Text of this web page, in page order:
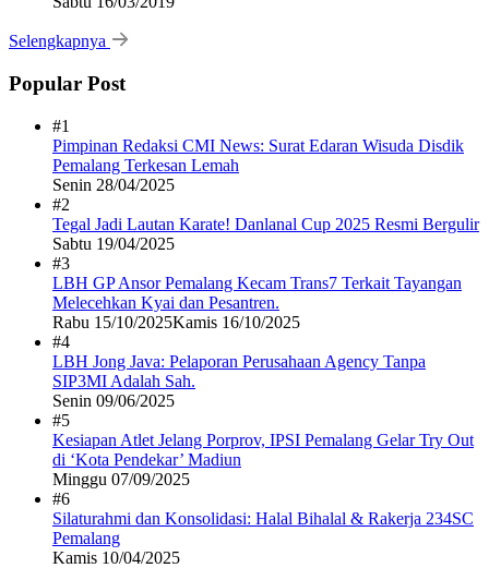
Selengkapnya
Popular Post
#1
Pimpinan Redaksi CMI News: Surat Edaran Wisuda Disdik
Pemalang Terkesan Lemah
Senin 28/04/2025
#2
Tegal Jadi Lautan Karate! Danlanal Cup 2025 Resmi Bergulir
Sabtu 19/04/2025
#3
LBH GP Ansor Pemalang Kecam Trans7 Terkait Tayangan
Melecehkan Kyai dan Pesantren.
Rabu 15/10/2025Kamis 16/10/2025
#4
LBH Jong Java: Pelaporan Perusahaan Agency Tanpa
SIP3MI Adalah Sah.
Senin 09/06/2025
#5
Kesiapan Atlet Jelang Porprov, IPSI Pemalang Gelar Try Out
di ‘Kota Pendekar’ Madiun
Minggu 07/09/2025
#6
Silaturahmi dan Konsolidasi: Halal Bihalal & Rakerja 234SC
Pemalang
Kamis 10/04/2025